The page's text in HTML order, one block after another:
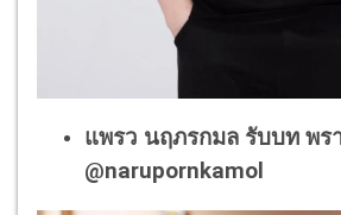
แพรว นฤภรกมล รับบท พร
@narupornkamol